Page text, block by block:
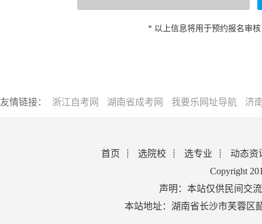
* 以上信息将用于预约报名审
友情链接： 浙江自考网 湖南省成考网 我要乐网址导航 济
首页 选院校 选专业
动态资
Copyright
声明：本站仅供民间交
本站地址：湖南省长沙市芙蓉区